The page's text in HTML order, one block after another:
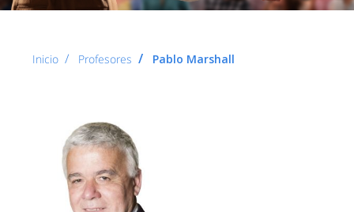
Inicio Profesores Pablo Marshall